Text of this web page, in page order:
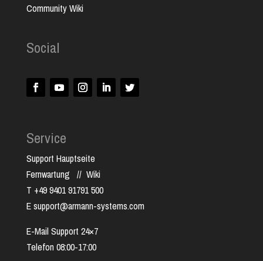
Community Wiki
Social
Service
Support Hauptseite
Fernwartung // Wiki
T +49 9401 91791 500
E support@armann-systems.com
E-Mail Support 24×7
Telefon 08:00-17:00